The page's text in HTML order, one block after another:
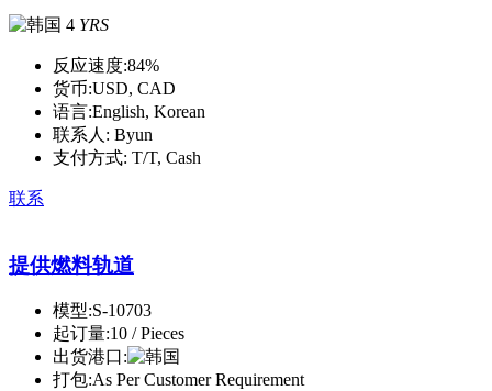
4 YRS
反应速度:84%
货币:USD, CAD
语言:English, Korean
联系人: Byun
支付方式: T/T, Cash
联系
提供燃料轨道
模型:S-10703
起订量:10 / Pieces
出货港口:
打包:As Per Customer Requirement